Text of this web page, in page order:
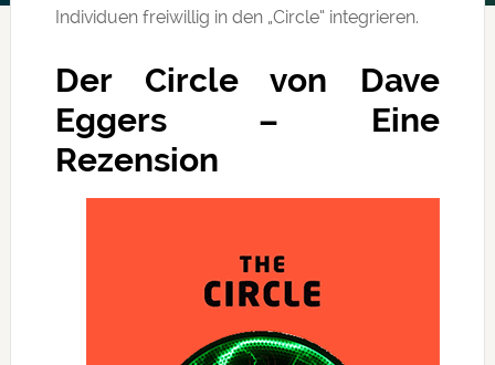
Individuen freiwillig in den „Circle“ integrieren.
Der Circle von Dave
Eggers – Eine
Rezension